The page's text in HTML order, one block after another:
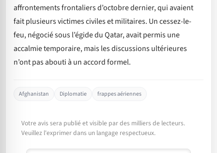
affrontements frontaliers d’octobre dernier, qui avaient
fait plusieurs victimes civiles et militaires. Un cessez-le-
feu, négocié sous l’égide du Qatar, avait permis une
accalmie temporaire, mais les discussions ultérieures
n’ont pas abouti à un accord formel.
Afghanistan Diplomatie frappes aériennes
Votre avis sera publié et visible par des milliers de lecteurs.
Veuillez l'exprimer dans un langage respectueux.